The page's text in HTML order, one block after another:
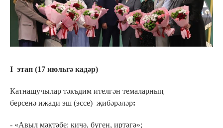
I этап (17 июльгә кадәр)
Катнашучылар тәкъдим ителгән темаларның
берсенә иҗади эш (эссе) җибәрәләр:
- «Авыл мәктәбе: кичә, бүген, иртәгә»;